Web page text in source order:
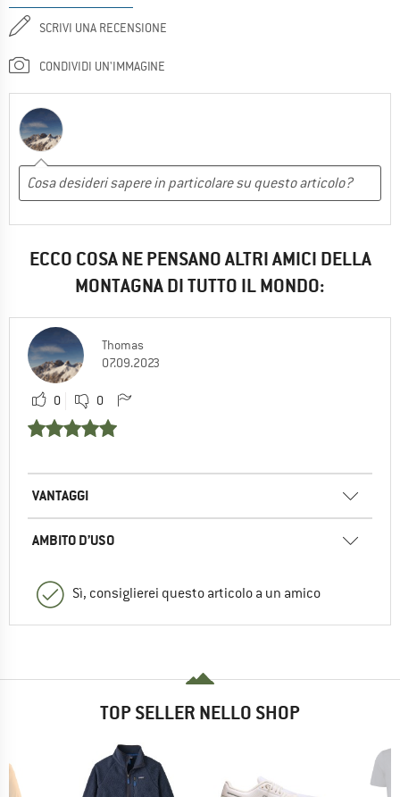
SCRIVI UNA RECENSIONE
CONDIVIDI UN'IMMAGINE
ECCO COSA NE PENSANO ALTRI AMICI DELLA
MONTAGNA DI TUTTO IL MONDO:
Thomas
07.09.2023
0 0
VANTAGGI
AMBITO D’USO
Sì, consiglierei questo articolo a un amico
TOP SELLER NELLO SHOP